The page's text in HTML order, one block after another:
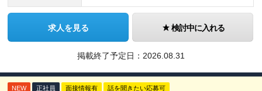
求人を見る 検討中に入れる
掲載終了予定日： 2026.08.31
NEW 正社員 面接情報有 話を聞きたい応募可